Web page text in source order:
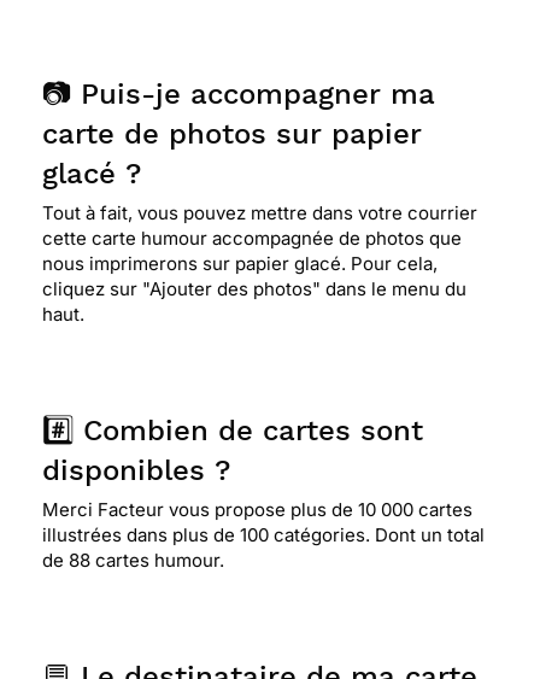
📷 Puis-je accompagner ma
carte de photos sur papier
glacé ?
Tout à fait, vous pouvez mettre dans votre courrier
cette carte humour accompagnée de photos que
nous imprimerons sur papier glacé. Pour cela,
cliquez sur "Ajouter des photos" dans le menu du
haut.
#️⃣ Combien de cartes sont
disponibles ?
Merci Facteur vous propose plus de 10 000 cartes
illustrées dans plus de 100 catégories. Dont un total
de 88 cartes humour.